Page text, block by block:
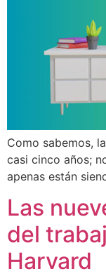
Como sabemos,
casi cinco años;
apenas están
Las
del
Harvard